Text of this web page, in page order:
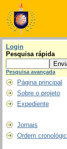
Login
Pesquisa rápida
Pesquisa avançada
Página principal
Sobre o projeto
Expediente
Jornais
Ordem